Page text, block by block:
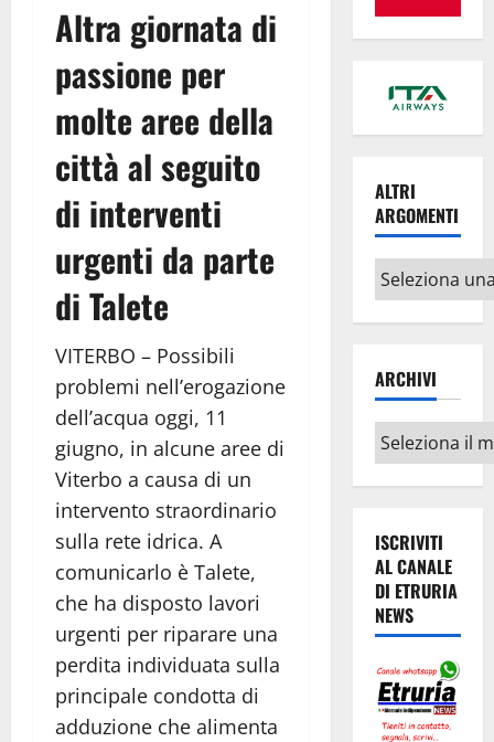
Altra giornata di
passione per
molte aree della
città al seguito
di interventi
urgenti da parte
di Talete
VITERBO – Possibili
problemi nell’erogazione
dell’acqua oggi, 11
giugno, in alcune aree di
Viterbo a causa di un
intervento straordinario
sulla rete idrica. A
comunicarlo è Talete,
che ha disposto lavori
urgenti per riparare una
perdita individuata sulla
principale condotta di
adduzione che alimenta
ALTRI
ARGOMENTI
Altri
argomenti
ARCHIVI
Archivi
ISCRIVITI
AL CANALE
DI ETRURIA
NEWS